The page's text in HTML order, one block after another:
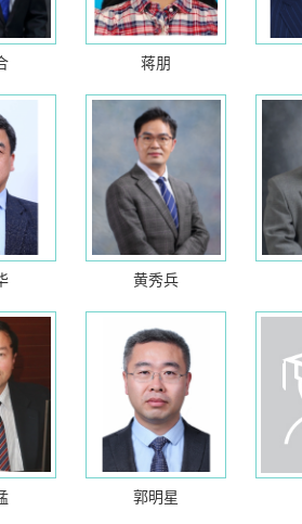
蒋朋
黄秀兵
郭明星